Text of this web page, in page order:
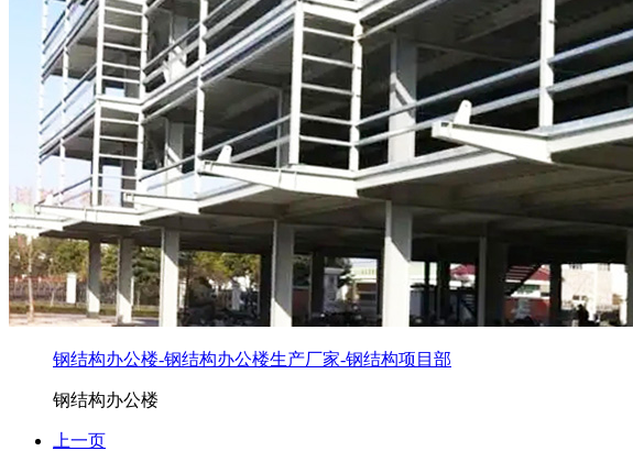
钢结构办公楼-钢结构办公楼生产厂家-钢结构项目部
钢结构办公楼
上一页